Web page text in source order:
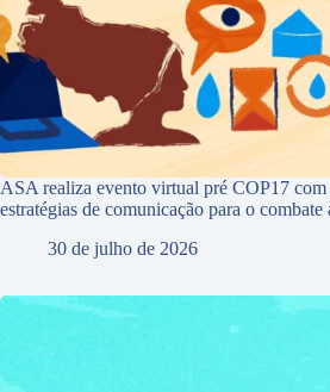
ASA realiza evento virtual pré COP17
estratégias de comunicação para o combate
30 de julho de 2026